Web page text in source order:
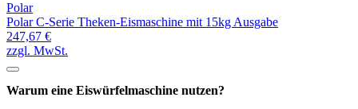
Polar
Polar C-Serie Theken-Eismaschine mit 15kg Ausgabe
247,67 €
zzgl. MwSt.
Warum eine Eiswürfelmaschine nutzen?